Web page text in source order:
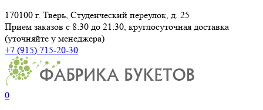
170100 г. Тверь, Студенческий переулок, д. 25
Прием заказов с 8:30 до 21:30, круглосуточная доставка
(уточняйте у менеджера)
+7 (915) 715-20-30
0